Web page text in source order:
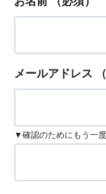
メールアドレス
▼確認のためにもう一